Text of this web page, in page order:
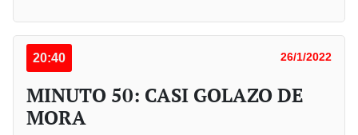
20:40 26/1/2022
MINUTO 50: CASI GOLAZO DE
MORA